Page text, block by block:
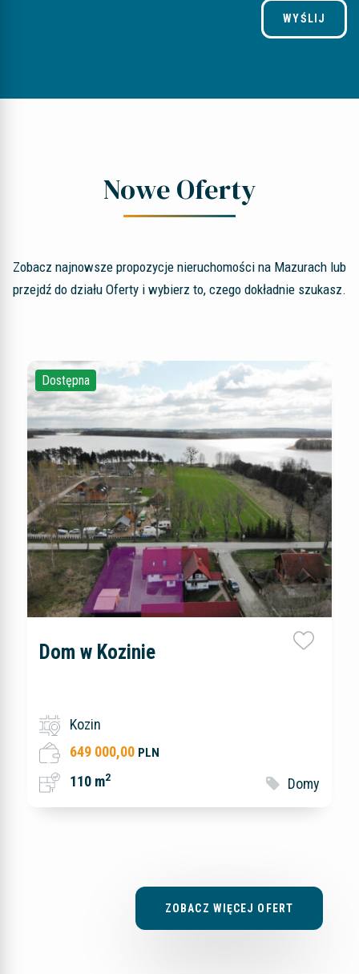
WYŚLIJ
Nowe Oferty
Zobacz najnowsze propozycje nieruchomości na Mazurach lub
przejdź do działu Oferty i wybierz to, czego dokładnie szukasz.
Dostępna
Dom w Kozinie
Kozin
649 000,00 PLN
110 m2 Domy
ZOBACZ WIĘCEJ OFERT